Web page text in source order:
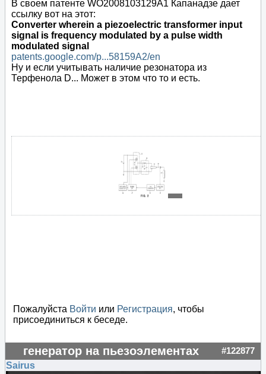
В своем патенте WO2008103129A1 Капанадзе дает
ссылку вот на этот:
Converter wherein a piezoelectric transformer input
signal is frequency modulated by a pulse width
modulated signal
patents.google.com/p...58159A2/en
Ну и если учитывать наличие резонатора из
Терфенола D... Может в этом что то и есть.
Пожалуйста Войти или Регистрация, чтобы
присоединиться к беседе.
генератор на пьезоэлементах #122877
Sairus